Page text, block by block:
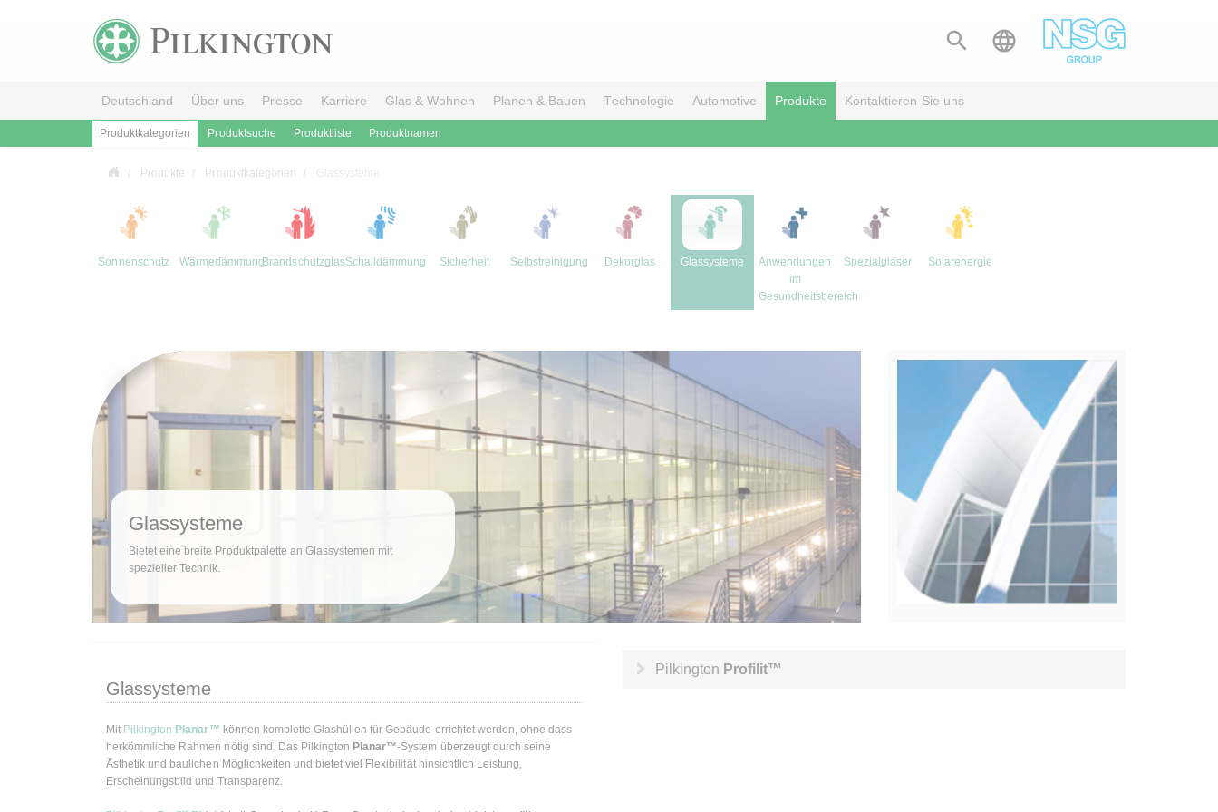
 
Deutschland Über uns Presse Karriere Glas & Wohnen Planen & Bauen Technologie Automotive Produkte Kontaktieren Sie uns
Produktkategorien Produktsuche Produktliste Produktnamen
Produkte Produktkategorien
Sonnenschutz WärmedämmungBrandschutzglasSchalldämmung Sicherheit Selbstreinigung Dekorglas Glassysteme
Anwendungen
im
Gesundheitsbereich
Spezialgläser Solarenergie
Glassysteme
Bietet eine breite Produktpalette an Glassystemen mit
spezieller Technik.
Glassysteme
Mit Pilkington Planar™ können komplette Glashüllen für Gebäude errichtet werden, ohne dass
herkömmliche Rahmen nötig sind. Das Pilkington Planar™-System überzeugt durch seine
Ästhetik und baulichen Möglichkeiten und bietet viel Flexibilität hinsichtlich Leistung,
Erscheinungsbild und Transparenz.
Pilkington Profilit™